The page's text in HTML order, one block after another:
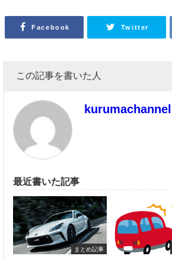
Facebook Twitter
この記事を書いた人
kurumachannel
最近書いた記事
まとめ記事